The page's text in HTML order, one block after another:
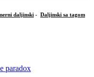
daljinski - Daljinski sa tagom